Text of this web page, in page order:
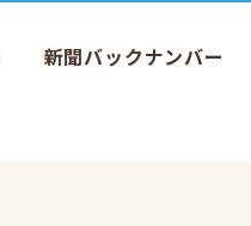
新聞バックナンバー